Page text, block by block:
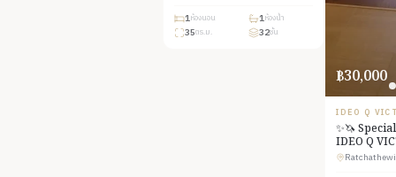
1ห้องนอน 1ห้องน้ำ
35ตร.ม. 32ชั้น
฿30,000
IDEO Q
✨🦄
IDEO Q
Victory
Ratchathewi